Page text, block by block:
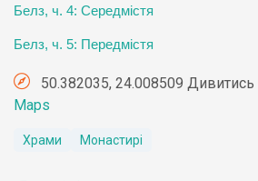
Белз, ч. 4: Середмістя
Белз, ч. 5: Передмістя
50.382035, 24.008509 Дивитись
Maps
Храми Монастирі